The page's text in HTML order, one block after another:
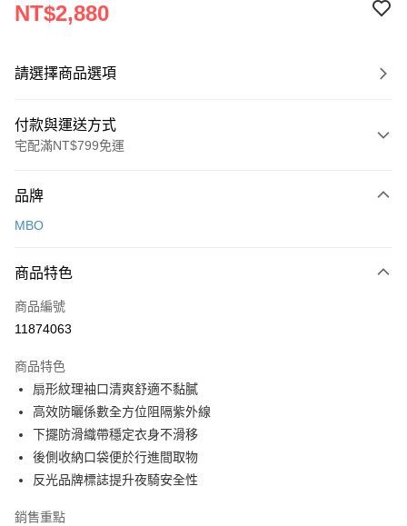
NT$2,880
請選擇商品選項
付款與運送方式
宅配滿NT$799免運
信用卡一次付款
Apple Pay
街口支付
Google Pay
全盈+PAY
AFTEE先享後付
相關說明
【關於「AFTEE先享後付」】
便利好安心！
品牌
MBO
商品特色
商品編號
11874063
商品特色
扇形紋理袖口清爽舒適不黏膩
高效防曬係數全方位阻隔紫外線
下擺防滑織帶穩定衣身不滑移
後側收納口袋便於行進間取物
反光品牌標誌提升夜騎安全性
銷售重點